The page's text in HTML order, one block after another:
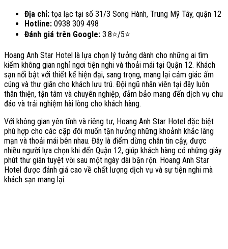
Địa chỉ: tọa lạc tại số 31/3 Song Hành, Trung Mỹ Tây, quận 12
Hotline: 0938 309 498
Đánh giá trên Google: 3.8⭐/5⭐
Hoang Anh Star Hotel là lựa chọn lý tưởng dành cho những ai tìm
kiếm không gian nghỉ ngơi tiện nghi và thoải mái tại Quận 12. Khách
sạn nổi bật với thiết kế hiện đại, sang trọng, mang lại cảm giác ấm
cúng và thư giãn cho khách lưu trú. Đội ngũ nhân viên tại đây luôn
thân thiện, tận tâm và chuyên nghiệp, đảm bảo mang đến dịch vụ chu
đáo và trải nghiệm hài lòng cho khách hàng.
Với không gian yên tĩnh và riêng tư, Hoang Anh Star Hotel đặc biệt
phù hợp cho các cặp đôi muốn tận hưởng những khoảnh khắc lãng
mạn và thoải mái bên nhau. Đây là điểm dừng chân tin cậy, được
nhiều người lựa chọn khi đến Quận 12, giúp khách hàng có những giây
phút thư giãn tuyệt vời sau một ngày dài bận rộn. Hoang Anh Star
Hotel được đánh giá cao về chất lượng dịch vụ và sự tiện nghi mà
khách sạn mang lại.